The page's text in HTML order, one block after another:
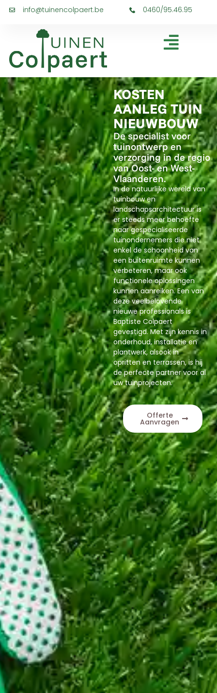
info@tuinencolpaert.be 0460/95.46.95
KOSTEN
AANLEG TUIN
NIEUWBOUW
De specialist voor
tuinontwerp en
verzorging in de regio
van Oost- en West-
Vlaanderen.
In de natuurlijke wereld van
tuinbouw en
landschapsarchitectuur is
er steeds meer behoefte
naar gespecialiseerde
tuinondernemers die niet
enkel de schoonheid van
een buitenruimte kunnen
verbeteren, maar ook
functionele oplossingen
kunnen aanreiken. Een van
deze veelbelovende
nieuwe professionals is
Baptiste Colpaert
gevestigd. Met zijn kennis in
onderhoud, installatie en
plantwerk, alsook in
opritten en terrassen, is hij
de perfecte partner voor al
uw tuinprojecten.
Offerte
Aanvragen